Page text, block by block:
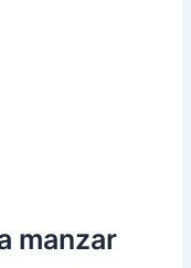
manzar